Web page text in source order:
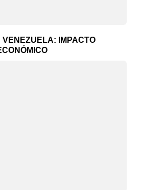
VENEZUELA: IMPACTO